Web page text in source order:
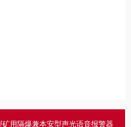
矿用隔爆兼本安型声光语音报警器